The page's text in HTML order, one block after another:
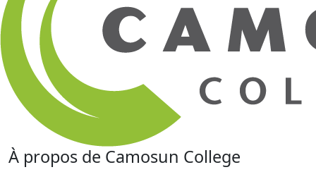
À propos de Camosun College